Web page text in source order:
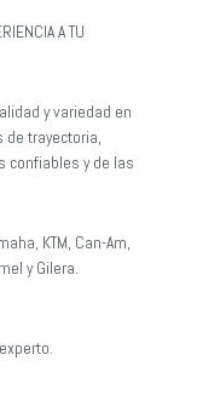
A TU
y variedad en
trayectoria,
confiables y de las
KTM, Can-Am,
y Gilera.